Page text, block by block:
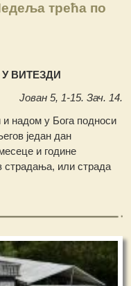
трећа по
ВИТЕЗДИ
Јован 5, 1-15. Зач. 14.
надом у Бога подноси
један дан
и године
страдања, или страда